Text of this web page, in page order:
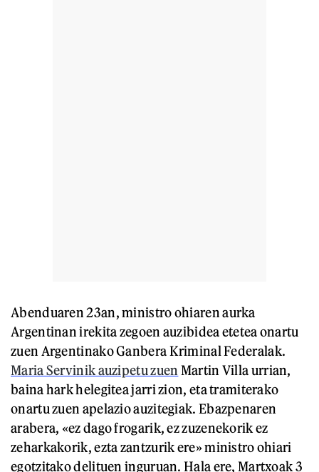
Abenduaren 23an, ministro ohiaren aurka
Argentinan irekita zegoen auzibidea etetea onartu
zuen Argentinako Ganbera Kriminal Federalak.
Maria Servinik auzipetu zuen Martin Villa urrian,
baina hark helegitea jarri zion, eta tramiterako
onartu zuen apelazio auzitegiak. Ebazpenaren
arabera, «ez dago frogarik, ez zuzenekorik ez
zeharkakorik, ezta zantzurik ere» ministro ohiari
egotzitako delituen inguruan. Hala ere, Martxoak 3